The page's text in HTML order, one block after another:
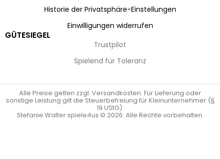
Historie der Privatsphäre-Einstellungen
Einwilligungen widerrufen
GÜTESIEGEL
Trustpilot
Spielend für Toleranz
Alle Preise gelten zzgl. Versandkosten. Für Lieferung oder
sonstige Leistung gilt die Steuerbefreiung für Kleinunternehmer (§
19 UStG).
Stefanie Walter spiele4us © 2026. Alle Rechte vorbehalten.